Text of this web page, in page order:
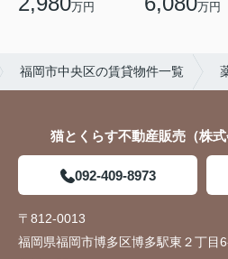
万円 万円
福岡市中央区の賃貸物件一覧
猫とくらす不動産販売（株
092-409-8973
〒812-0013
福岡県福岡市博多区博多駅東２丁目